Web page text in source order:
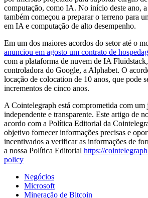
computação, como IA. No início deste ano,
também começou a preparar o terreno para
em IA e computação de alto desempenho.
Em um dos maiores acordos do setor até o
anunciou em agosto um contrato de
com a plataforma de nuvem de IA
controladora do Google, a Alphabet. O
locação de colocation de 10 anos, que pode
incrementos de cinco anos.
A Cointelegraph está comprometida com um
independente e transparente. Este artigo de
acordo com a Política Editorial da
objetivo fornecer informações precisas e
incentivados a verificar as informações de
a nossa Política Editorial https://
policy
Negócios
Microsoft
Mineração de Bitcoin